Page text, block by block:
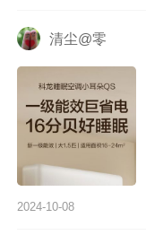
清尘@零
2024-10-08